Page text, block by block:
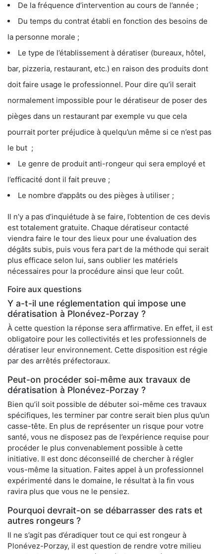
De la fréquence d’intervention au cours de l’année ;
Du temps du contrat établi en fonction des besoins de
la personne morale ;
Le type de l’établissement à dératiser (bureaux, hôtel,
bar, pizzeria, restaurant, etc.) en raison des produits dont
doit faire usage le professionnel. Pour dire qu’il serait
normalement impossible pour le dératiseur de poser des
pièges dans un restaurant par exemple vu que cela
pourrait porter préjudice à quelqu’un même si ce n’est pas
le but ;
Le genre de produit anti-rongeur qui sera employé et
l’efficacité dont il fait preuve ;
Le nombre d’appâts ou des pièges à utiliser ;
Il n’y a pas d’inquiétude à se faire, l’obtention de ces devis
est totalement gratuite. Chaque dératiseur contacté
viendra faire le tour des lieux pour une évaluation des
dégâts subis, puis vous fera part de la méthode qui serait
plus efficace selon lui, sans oublier les matériels
nécessaires pour la procédure ainsi que leur coût.
Foire aux questions
Y a-t-il une réglementation qui impose une
dératisation à Plonévez-Porzay ?
À cette question la réponse sera affirmative. En effet, il est
obligatoire pour les collectivités et les professionnels de
dératiser leur environnement. Cette disposition est régie
par des arrêtés préfectoraux.
Peut-on procéder soi-même aux travaux de
dératisation à Plonévez-Porzay ?
Bien qu’il soit possible de débuter soi-même ces travaux
spécifiques, les terminer par contre serait bien plus qu’un
casse-tête. En plus de représenter un risque pour votre
santé, vous ne disposez pas de l’expérience requise pour
procéder le plus convenablement possible à cette
initiative. Il est donc déconseillé de chercher à régler
vous-même la situation. Faites appel à un professionnel
expérimenté dans le domaine, le résultat à la fin vous
ravira plus que vous ne le pensiez.
Pourquoi devrait-on se débarrasser des rats et
autres rongeurs ?
Il ne s’agit pas d’éradiquer tout ce qui est rongeur à
Plonévez-Porzay, il est question de rendre votre milieu